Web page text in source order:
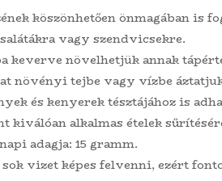
köszönhetően önmagában is
vagy szendvicsekre.
keverve növelhetjük annak
növényi tejbe vagy vízbe
és kenyerek tésztájához is
kiválóan alkalmas ételek
adagja: 15 gramm.
vizet képes felvenni, ezért